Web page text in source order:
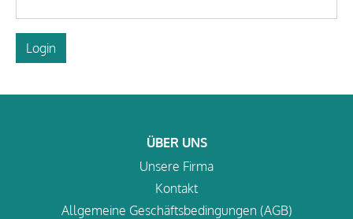
Login
ÜBER UNS
Unsere Firma
Kontakt
Allgemeine Geschäftsbedingungen (AGB)